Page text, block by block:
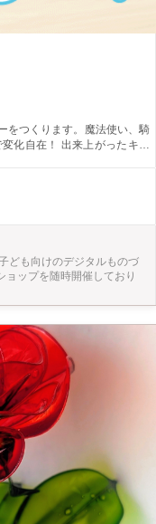
をつくります。魔法使い、騎
化自在！ 出来上がったキャ
ども向けのデジタルものづ
ョップを随時開催しており